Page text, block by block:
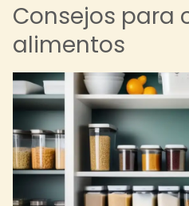
Consejos para
alimentos